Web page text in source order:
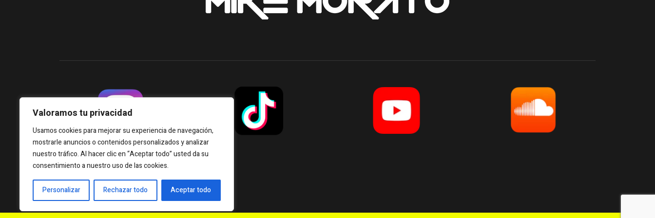
Valoramos tu privacidad
Usamos cookies para mejorar su experiencia de navegación,
mostrarle anuncios o contenidos personalizados y analizar
nuestro tráfico. Al hacer clic en “Aceptar todo” usted da su
consentimiento a nuestro uso de las cookies.
Personalizar Rechazar todo Aceptar todo